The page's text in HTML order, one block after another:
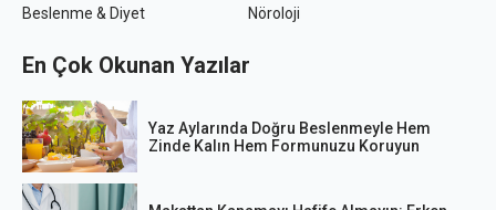
Beslenme & Diyet
Nöroloji
En Çok Okunan Yazılar
Yaz Aylarında Doğru Beslenmeyle Hem
Zinde Kalın Hem Formunuzu Koruyun